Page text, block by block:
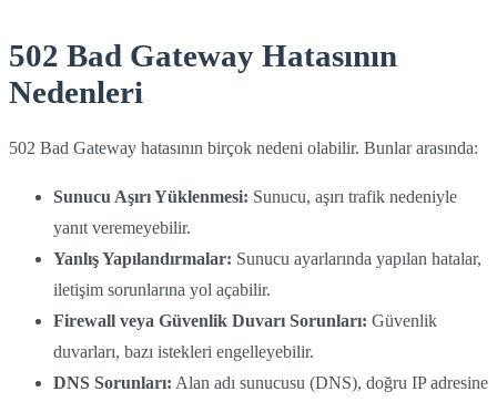
502 Bad Gateway Hatasının
Nedenleri
502 Bad Gateway hatasının birçok nedeni olabilir. Bunlar arasında:
Sunucu Aşırı Yüklenmesi: Sunucu, aşırı trafik nedeniyle
yanıt veremeyebilir.
Yanlış Yapılandırmalar: Sunucu ayarlarında yapılan hatalar,
iletişim sorunlarına yol açabilir.
Firewall veya Güvenlik Duvarı Sorunları: Güvenlik
duvarları, bazı istekleri engelleyebilir.
DNS Sorunları: Alan adı sunucusu (DNS), doğru IP adresine